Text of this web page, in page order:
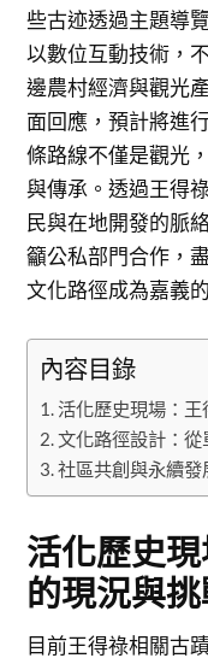
些古迹透過主題導
以數位互動技術，
邊農村經濟與觀光
面回應，預計將進
條路線不僅是觀光
與傳承。透過王得
民與在地開發的脈
籲公私部門合作，
文化路徑成為嘉義
內容目錄
活化歷史現場：
文化路徑設計：
社區共創與永續
活化歷史
的現況與
目前王得祿相關古